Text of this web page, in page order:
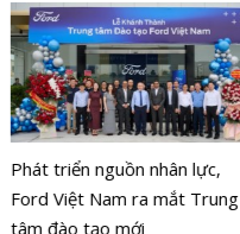
Phát triển nguồn nhân lực,
Ford Việt Nam ra mắt Trung
tâm đào tạo mới